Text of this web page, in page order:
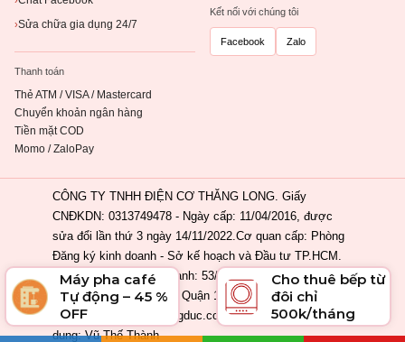
›Sửa chữa gia dụng 24/7
Thanh toán
Thẻ ATM / VISA / Mastercard
Chuyển khoản ngân hàng
Tiền mặt COD
Momo / ZaloPay
Kết nối với chúng tôi
Facebook Zalo
CÔNG TY TNHH ĐIỆN CƠ THĂNG LONG. Giấy
CNĐKDN: 0313749478 - Ngày cấp: 11/04/2016, được
sửa đổi lần thứ 3 ngày 14/11/2022.Cơ quan cấp: Phòng
Đăng ký kinh doanh - Sở kế hoạch và Đầu tư TP.HCM.
Địa chỉ đăng ký kinh doanh: 53/2 Nguyễn Khắc Nhu,
Phường Cầu Ông Lãnh, Quận 1, Tp. Hồ Chí Minh, Việt
Nam. Email: info@ahangduc.com. Chịu trách nhiệm nội
dung: Vũ Thế Thành
Máy pha café
Tự động – 45 %
OFF
Cho thuê bếp từ
đôi chỉ
500k/tháng